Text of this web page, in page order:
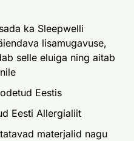
ka Sleepwelli
lisamugavuse,
selle eluiga ning aitab
Eestis
Eesti Allergialiit
materjalid nagu